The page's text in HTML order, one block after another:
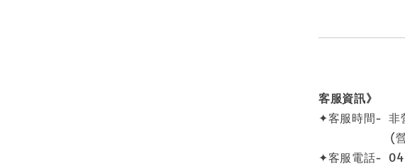
客服資訊》
✦客服時間- 非
(營業時
✦客服電話-